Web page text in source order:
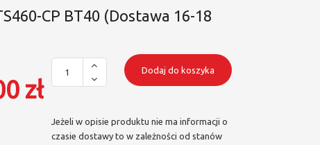
CP BT40 (dostawa 16-18
zł
Dodaj do koszyka
Jeżeli w opisie produktu nie ma informacji o
czasie dostawy to w zależności od stanów